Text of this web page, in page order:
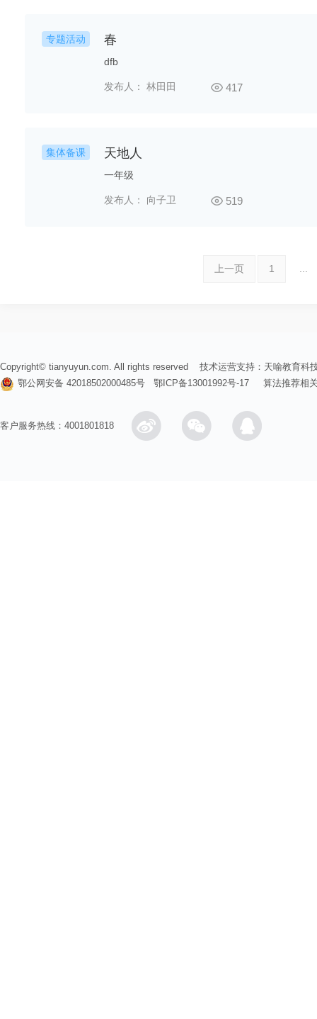
专题活动 春
dfb
发布人： 林田田 417
集体备课 天地人
一年级
发布人： 向子卫 519
上一页 1
Copyright© tianyuyun.com. All rights reserved 技术运营支持： 天喻教育科
鄂公网安备 42018502000485号
鄂ICP备13001992号-17 算法推荐相
客户服务热线：4001801818